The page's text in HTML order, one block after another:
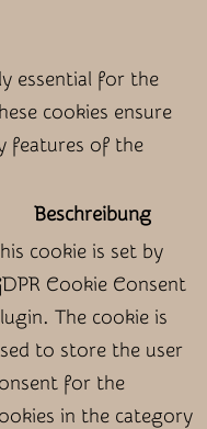
essential for the
cookies ensure
features of the
Beschreibung
cookie is set by
Cookie Consent
The cookie is
to store the user
for the
in the category